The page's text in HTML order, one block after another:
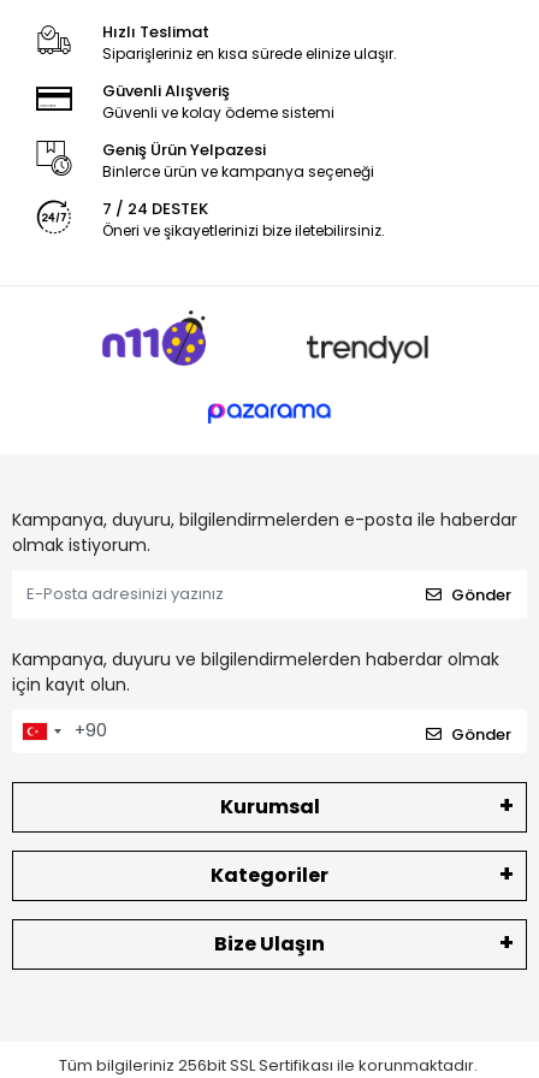
Hızlı Teslimat
Siparişleriniz en kısa sürede elinize ulaşır.
Güvenli Alışveriş
Güvenli ve kolay ödeme sistemi
Geniş Ürün Yelpazesi
Binlerce ürün ve kampanya seçeneği
7 / 24 DESTEK
Öneri ve şikayetlerinizi bize iletebilirsiniz.
Kampanya, duyuru, bilgilendirmelerden e-posta ile haberdar
olmak istiyorum.
Gönder
Kampanya, duyuru ve bilgilendirmelerden haberdar olmak
için kayıt olun.
Gönder
Kurumsal
Kategoriler
Bize Ulaşın
Tüm bilgileriniz 256bit SSL Sertifikası ile korunmaktadır.